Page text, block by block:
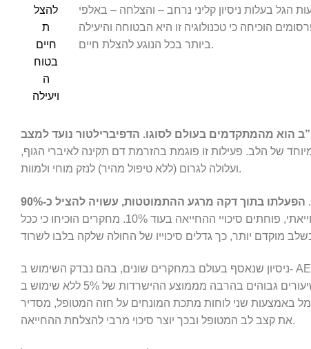
הגל בעלות ניסיון קליני נרחב – והצלחה – באלפי
הוכיחה כי טכנולוגיה זו היא הבטוחה והיעילה
ביותר בכל הנוגע להצלת חיים.
הוא מהמתקדמים בעולם לסוגו. הדפיברילטור נועד למצב
של הלב. פעילות זו פוגמת בהזרמת דם תקינה לאיברי הגוף,
ועלולה לגרום (ללא טיפול מהיר) לנזק מוחי ולמוות.
.
הפעלתו בתוך דקה מרגע ההתמוטטות, עשויה להציל כ-90%
. בכל דקה שעוברת ללא טיפול החייאתי, פוחתים סיכויי ההחייאה בעוד 10%. מחקרים הוכיחו כי ככל
; שיעורים גבוהים בהרבה מממוצע ההישרדות של 5% ללא שימוש ב-AED. המכשיר מזהה את הפרעת קצב
באמצעות שני לוחות מתכת המונחים על חזה המטופל, מסדיר
את קצב לב המטופל ובכך יוצר סיכוי מרבי להצלחת ההחייאה.